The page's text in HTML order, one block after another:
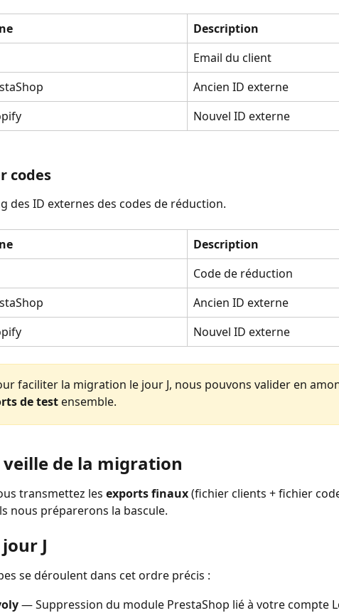
Description
Email du client
Ancien ID externe
Nouvel ID externe
codes
des ID externes des codes de réduction.
Description
Code de réduction
Ancien ID externe
Nouvel ID externe
faciliter la migration le jour J, nous pouvons valider en
de test ensemble.
veille de la migration
transmettez les exports finaux (fichier clients + fichier
nous préparerons la bascule.
J
se déroulent dans cet ordre précis :
— Suppression du module PrestaShop lié à votre compte